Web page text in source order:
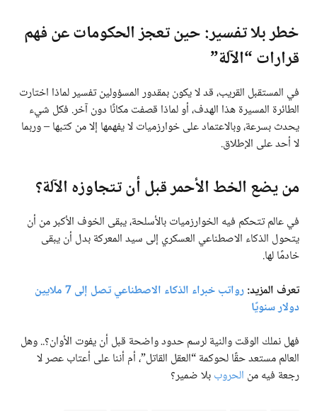
خطر بلا تفسير: حين تعجز الحكومات عن فهم
قرارات “الآلة”
في المستقبل القريب، قد لا يكون بمقدور المسؤولين تفسير لماذا اختارت
الطائرة المسيرة هذا الهدف، أو لماذا قصفت مكانًا دون آخر. فكل شيء
يحدث بسرعة، وبالاعتماد على خوارزميات لا يفهمها إلا من كتبها – وربما
لا أحد على الإطلاق.
من يضع الخط الأحمر قبل أن تتجاوزه الآلة؟
في عالم تتحكم فيه الخوارزميات بالأسلحة، يبقى الخوف الأكبر من أن
يتحول الذكاء الاصطناعي العسكري إلى سيد المعركة بدل أن يبقى
خادمًا لها.
تعرف المزيد:
رواتب خبراء الذكاء الاصطناعي تصل إلى 7 ملايين
دولار سنويًا
فهل نملك الوقت والنية لرسم حدود واضحة قبل أن يفوت الأوان؟.. وهل
العالم مستعد حقًا لحوكمة “العقل القاتل”، أم أننا على أعتاب عصر لا
رجعة فيه من الحروببلا ضمير؟